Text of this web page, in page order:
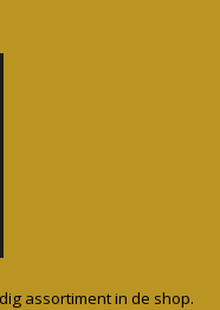
assortiment in de shop.